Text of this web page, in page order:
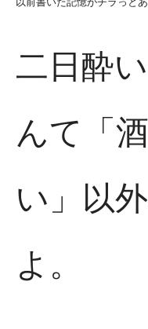
二日酔
んて「
い」以
よ。